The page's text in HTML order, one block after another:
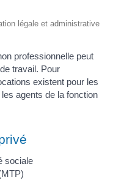
légale et administrative
professionnelle peut
travail. Pour
existent pour les
agents de la fonction
sociale